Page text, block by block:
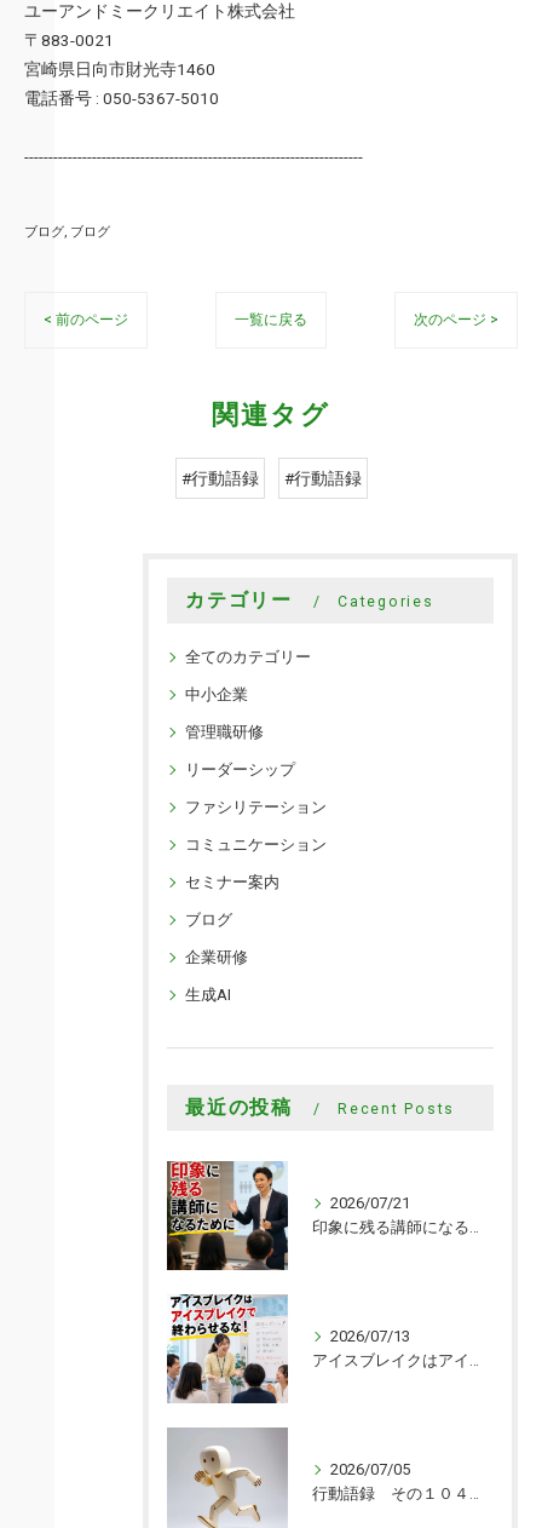
ユーアンドミークリエイト株式会社
〒883-0021
宮崎県日向市財光寺1460
電話番号 : 050-5367-5010
----------------------------------------------------------------------
ブログ ブログ
< 前のページ 一覧に戻る 次のページ >
関連タグ
#行動語録 #行動語録
カテゴリー Categories
全てのカテゴリー
中小企業
管理職研修
リーダーシップ
ファシリテーション
コミュニケーション
セミナー案内
ブログ
企業研修
生成AI
最近の投稿 Recent Posts
2026/07/21
印象に残る講師になるために
2026/07/13
アイスブレイクはアイスブレイクで終わらせるな！
2026/07/05
行動語録 その１０４０ 行動あるのみ！